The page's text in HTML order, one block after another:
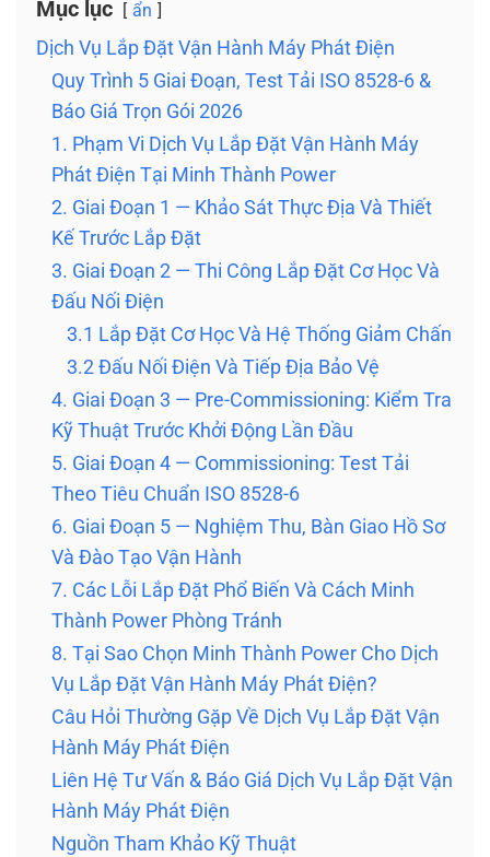
Mục lục ẩn
Dịch Vụ Lắp Đặt Vận Hành Máy Phát Điện
Quy Trình 5 Giai Đoạn, Test Tải ISO 8528-6 &
Báo Giá Trọn Gói 2026
1. Phạm Vi Dịch Vụ Lắp Đặt Vận Hành Máy
Phát Điện Tại Minh Thành Power
2. Giai Đoạn 1 — Khảo Sát Thực Địa Và Thiết
Kế Trước Lắp Đặt
3. Giai Đoạn 2 — Thi Công Lắp Đặt Cơ Học Và
Đấu Nối Điện
3.1 Lắp Đặt Cơ Học Và Hệ Thống Giảm Chấn
3.2 Đấu Nối Điện Và Tiếp Địa Bảo Vệ
4. Giai Đoạn 3 — Pre-Commissioning: Kiểm Tra
Kỹ Thuật Trước Khởi Động Lần Đầu
5. Giai Đoạn 4 — Commissioning: Test Tải
Theo Tiêu Chuẩn ISO 8528-6
6. Giai Đoạn 5 — Nghiệm Thu, Bàn Giao Hồ Sơ
Và Đào Tạo Vận Hành
7. Các Lỗi Lắp Đặt Phổ Biến Và Cách Minh
Thành Power Phòng Tránh
8. Tại Sao Chọn Minh Thành Power Cho Dịch
Vụ Lắp Đặt Vận Hành Máy Phát Điện?
Câu Hỏi Thường Gặp Về Dịch Vụ Lắp Đặt Vận
Hành Máy Phát Điện
Liên Hệ Tư Vấn & Báo Giá Dịch Vụ Lắp Đặt Vận
Hành Máy Phát Điện
Nguồn Tham Khảo Kỹ Thuật